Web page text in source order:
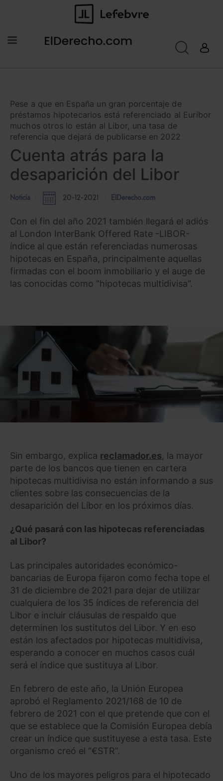
Pese a que en España un gran porcentaje de
préstamos hipotecarios está referenciado al Euríbor
muchos otros lo están al Libor, una tasa de
referencia que dejará de publicarse en 2022
Cuenta atrás para la
desaparición del Libor
Noticia 20-12-2021 ElDerecho.com
Con el fin del año 2021 también llegará el adiós
al London InterBank Offered Rate -LIBOR-
índice al que están referenciadas numerosas
hipotecas en España, principalmente aquellas
firmadas con el boom inmobiliario y el auge de
las conocidas como “hipotecas multidivisa”.
Sin embargo, explica reclamador.es, la mayor
parte de los bancos que tienen en cartera
hipotecas multidivisa no están informando a sus
clientes sobre las consecuencias de la
desaparición del Líbor en los próximos días.
¿Qué pasará con las hipotecas referenciadas
al Libor?
Las principales autoridades económico-
bancarias de Europa fijaron como fecha tope el
31 de diciembre de 2021 para dejar de utilizar
cualquiera de los 35 índices de referencia del
Libor e incluir cláusulas de respaldo que
determinen los sustitutos del Libor. Y en eso
están los afectados por hipotecas multidivisa,
esperando a conocer en muchos casos cuál
será el índice que sustituya al Libor.
En febrero de este año, la Unión Europea
aprobó el Reglamento 2021/168 de 10 de
febrero de 2021 con el que pretende que con el
que se establece que la Comisión Europea debía
crear un índice que sustituyese a esta tasa. Este
organismo creó el “€STR”.
Uno de los mayores peligros para el hipotecado